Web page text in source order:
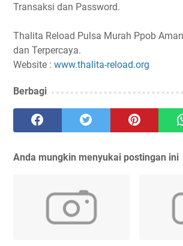
Transaksi dan Password.
Thalita Reload Pulsa Murah Ppob
dan Terpercaya.
Website : www.thalita-reload.org
Berbagi
Anda mungkin menyukai postingan ini